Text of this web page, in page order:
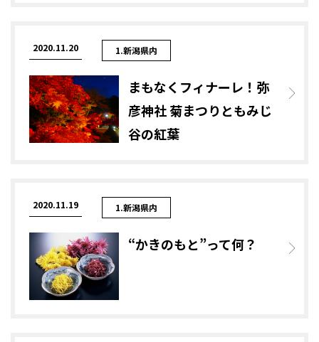
2020.11.20 1.新潟県内
まもなくフィナーレ！弥
彦神社 菊まつりともみじ
谷の紅葉
2020.11.19 1.新潟県内
“かきのもと”って何？